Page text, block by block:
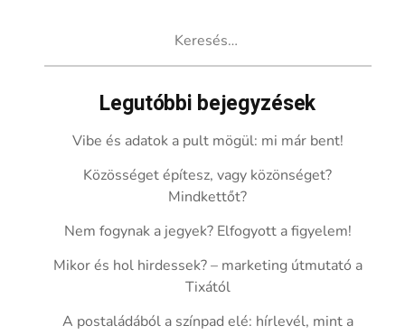
Legutóbbi bejegyzések
Vibe és adatok a pult mögül: mi már bent!
Közösséget építesz, vagy közönséget?
Mindkettőt?
Nem fogynak a jegyek? Elfogyott a figyelem!
Mikor és hol hirdessek? – marketing útmutató a
Tixától
A postaládából a színpad elé: hírlevél, mint a